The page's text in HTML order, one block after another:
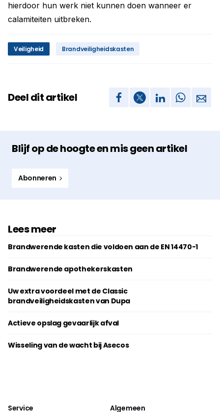
hierdoor hun werk niet kunnen doen wanneer er
calamiteiten uitbreken.
Veiligheid Brandveiligheidskasten
Deel dit artikel
Blijf op de hoogte en mis geen artikel
Abonneren
Lees meer
Brandwerende kasten die voldoen aan de EN 14470-1
Brandwerende apothekerskasten
Uw extra voordeel met de Classic
brandveiligheidskasten van Dupa
Actieve opslag gevaarlijk afval
Wisseling van de wacht bij Asecos
Service Algemeen